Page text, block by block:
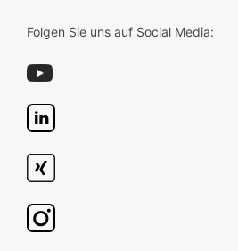
Folgen Sie uns auf Social Media: